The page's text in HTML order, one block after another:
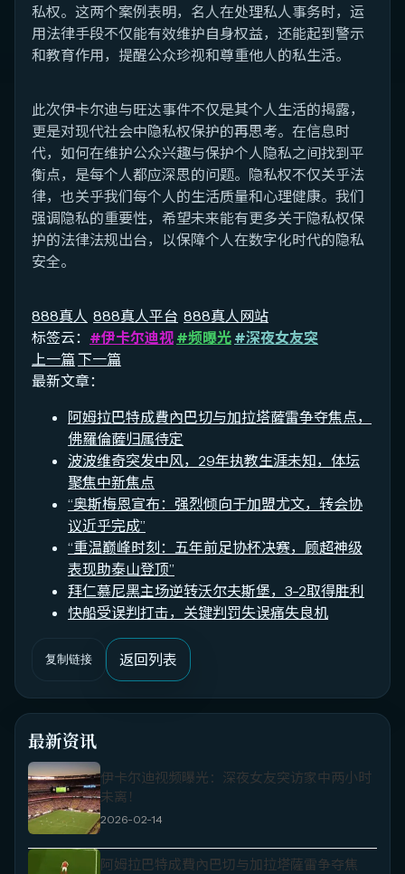
私权。这两个案例表明，名人在处理私人事务时，运
用法律手段不仅能有效维护自身权益，还能起到警示
和教育作用，提醒公众珍视和尊重他人的私生活。
此次伊卡尔迪与旺达事件不仅是其个人生活的揭露，
更是对现代社会中隐私权保护的再思考。在信息时
代，如何在维护公众兴趣与保护个人隐私之间找到平
衡点，是每个人都应深思的问题。隐私权不仅关乎法
律，也关乎我们每个人的生活质量和心理健康。我们
强调隐私的重要性，希望未来能有更多关于隐私权保
护的法律法规出台，以保障个人在数字化时代的隐私
安全。
888真人 888真人平台 888真人网站
标签云： #伊卡尔迪视 #频曝光 #深夜女友突
上一篇下一篇
最新文章：
阿姆拉巴特成費內巴切与加拉塔薩雷争夺焦点，
佛羅倫薩归属待定
波波维奇突发中风，29年执教生涯未知，体坛
聚焦中新焦点
“奥斯梅恩宣布：强烈倾向于加盟尤文，转会协
议近乎完成”
“重温巅峰时刻：五年前足协杯决赛，顾超神级
表现助泰山登顶”
拜仁慕尼黑主场逆转沃尔夫斯堡，3-2取得胜利
快船受误判打击，关键判罚失误痛失良机
复制链接 返回列表
最新资讯
伊卡尔迪视频曝光：深夜女友突访家中两小时
未离！
2026-02-14
阿姆拉巴特成費內巴切与加拉塔薩雷争夺焦